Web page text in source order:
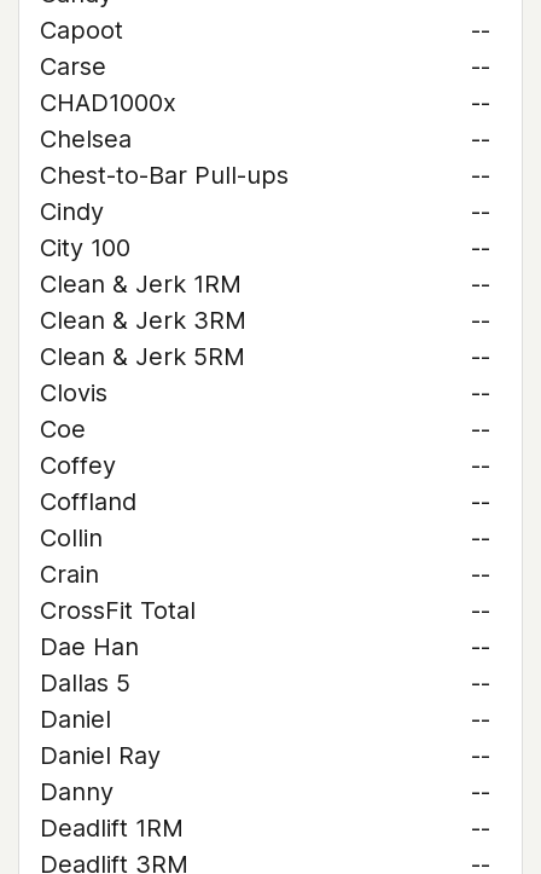
Capoot
--
Carse
--
CHAD1000x
--
Chelsea
--
Chest-to-Bar Pull-ups
--
Cindy
--
City 100
--
Clean & Jerk 1RM
--
Clean & Jerk 3RM
--
Clean & Jerk 5RM
--
Clovis
--
Coe
--
Coffey
--
Coffland
--
Collin
--
Crain
--
CrossFit Total
--
Dae Han
--
Dallas 5
--
Daniel
--
Daniel Ray
--
Danny
--
Deadlift 1RM
--
Deadlift 3RM
--